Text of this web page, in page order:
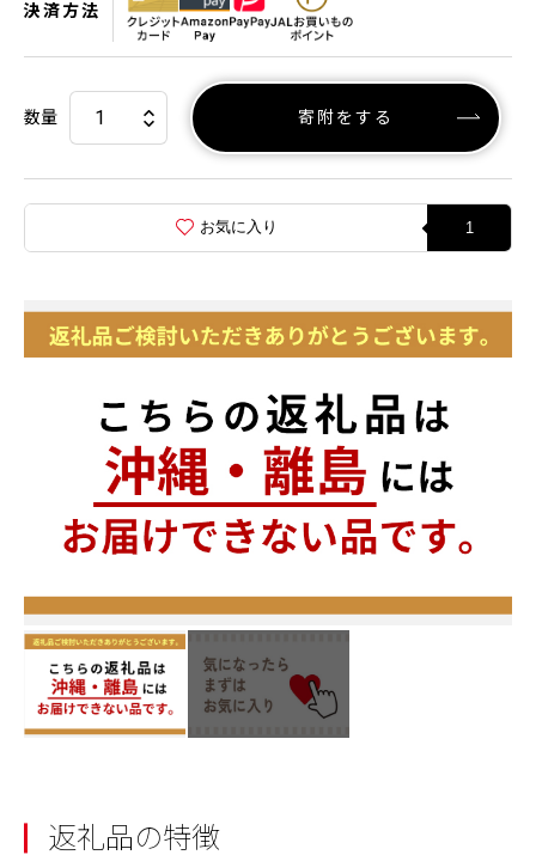
決済方法
数量 寄附をする
お気に入り 1
返礼品の特徴